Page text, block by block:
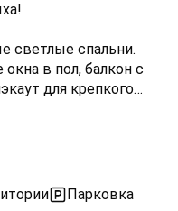
светлые спальни.
в пол, балкон с
для крепкого
кровати.
кухня,
Парковка